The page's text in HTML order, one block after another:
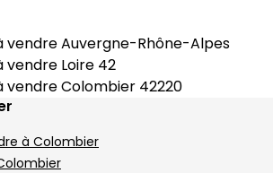
Auvergne-Rhône-Alpes
Loire 42
Colombier 42220
à Colombier